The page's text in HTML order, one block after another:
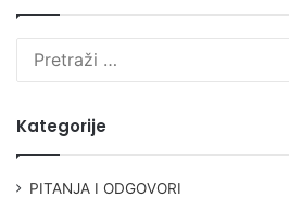
Kategorije
PITANJA I ODGOVORI